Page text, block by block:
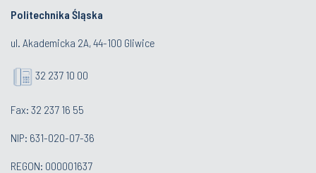
Politechnika Śląska
ul. Akademicka 2A, 44-100 Gliwice
32 237 10 00
Fax: 32 237 16 55
NIP: 631-020-07-36
REGON: 000001637